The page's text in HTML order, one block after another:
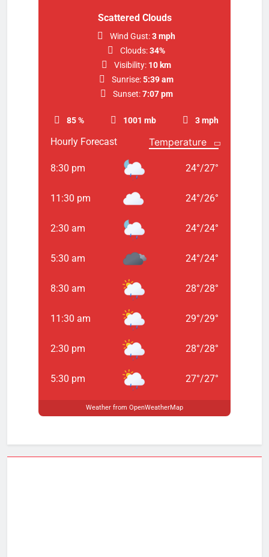
Scattered Clouds
85 % 1001 mb 3 mph
Wind Gust:3 mph
Clouds:34%
Visibility: 10 km
Sunrise:5:39 am
Sunset: 7:07 pm
Hourly Forecast
8:30 pm 24°/27°
11:30 pm 24°/26°
2:30 am 24°/24°
5:30 am 24°/24°
8:30 am 28°/28°
11:30 am 29°/29°
2:30 pm 28°/28°
5:30 pm 27°/27°
Weather from OpenWeatherMap